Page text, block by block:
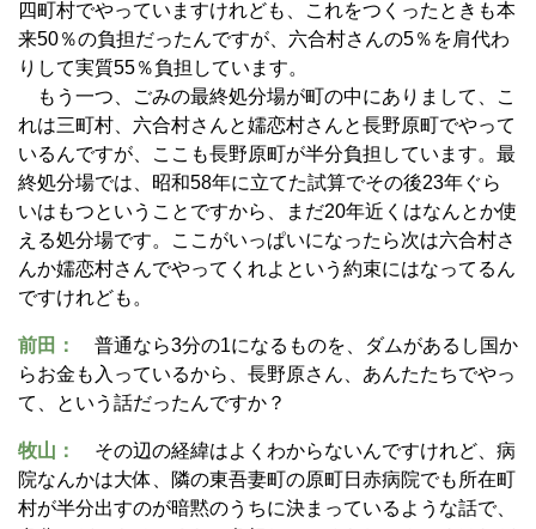
四町村でやっていますけれども、これをつくったときも本
来50％の負担だったんですが、六合村さんの5％を肩代わ
りして実質55％負担しています。
もう一つ、ごみの最終処分場が町の中にありまして、こ
れは三町村、六合村さんと嬬恋村さんと長野原町でやって
いるんですが、ここも長野原町が半分負担しています。最
終処分場では、昭和58年に立てた試算でその後23年ぐら
いはもつということですから、まだ20年近くはなんとか使
える処分場です。ここがいっぱいになったら次は六合村さ
んか嬬恋村さんでやってくれよという約束にはなってるん
ですけれども。
前田：
普通なら3分の1になるものを、ダムがあるし国か
らお金も入っているから、長野原さん、あんたたちでやっ
て、という話だったんですか？
牧山：
その辺の経緯はよくわからないんですけれど、病
院なんかは大体、隣の東吾妻町の原町日赤病院でも所在町
村が半分出すのが暗黙のうちに決まっているような話で、